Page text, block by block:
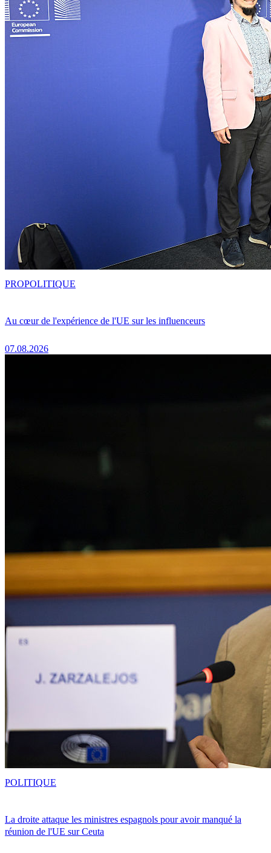
Au cœur de l'expérience de l'UE sur les influenceurs
07.08.2026
PROPOLITIQUE
La droite attaque les ministres espagnols pour avoir manqué la
réunion de l'UE sur Ceuta
POLITIQUE